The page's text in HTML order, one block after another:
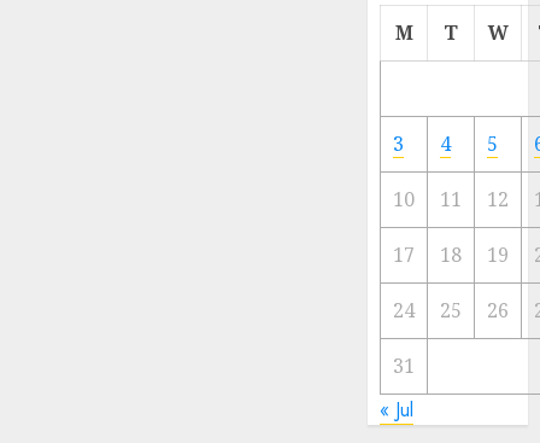
Cermin
Ibu
Kota
23/11/
M T W
3 4 5
10 11 12
17 18 19
24 25 26
31
« Jul